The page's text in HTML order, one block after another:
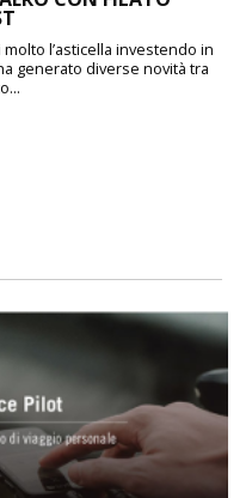
l’asticella investendo in
generato diverse novità tra